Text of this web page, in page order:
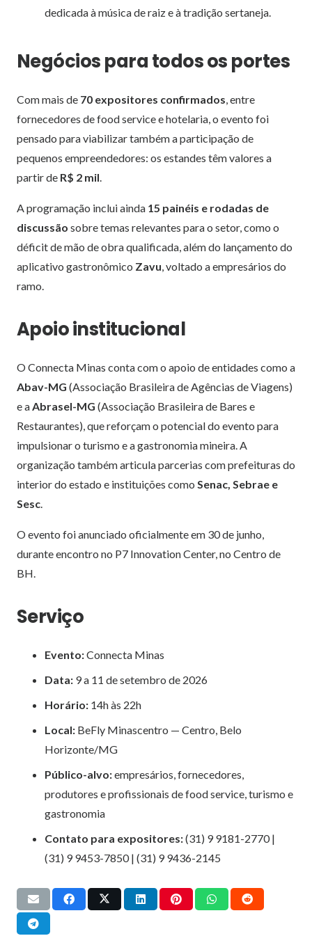
dedicada à música de raiz e à tradição sertaneja.
Negócios para todos os portes
Com mais de 70 expositores confirmados, entre
fornecedores de food service e hotelaria, o evento foi
pensado para viabilizar também a participação de
pequenos empreendedores: os estandes têm valores a
partir de R$ 2 mil.
A programação inclui ainda 15 painéis e rodadas de
discussão sobre temas relevantes para o setor, como o
déficit de mão de obra qualificada, além do lançamento do
aplicativo gastronômico Zavu, voltado a empresários do
ramo.
Apoio institucional
O Connecta Minas conta com o apoio de entidades como a
Abav-MG (Associação Brasileira de Agências de Viagens)
e aAbrasel-MG (Associação Brasileira de Bares e
Restaurantes), que reforçam o potencial do evento para
impulsionar o turismo e a gastronomia mineira. A
organização também articula parcerias com prefeituras do
interior do estado e instituições como Senac, Sebrae e
Sesc.
O evento foi anunciado oficialmente em 30 de junho,
durante encontro no P7 Innovation Center, no Centro de
BH.
Serviço
Evento:Connecta Minas
Data: 9 a 11 de setembro de 2026
Horário: 14h às 22h
Local: BeFly Minascentro — Centro, Belo
Horizonte/MG
Público-alvo:empresários, fornecedores,
produtores e profissionais de food service, turismo e
gastronomia
Contato para expositores:(31) 9 9181-2770 |
(31) 9 9453-7850 | (31) 9 9436-2145